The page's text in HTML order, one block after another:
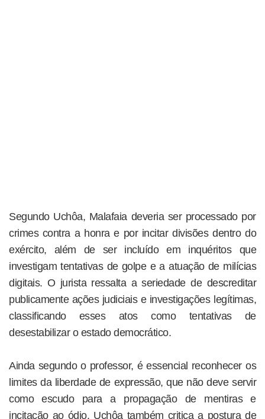
Segundo Uchôa, Malafaia deveria ser processado por
crimes contra a honra e por incitar divisões dentro do
exército, além de ser incluído em inquéritos que
investigam tentativas de golpe e a atuação de milícias
digitais. O jurista ressalta a seriedade de descreditar
publicamente ações judiciais e investigações legítimas,
classificando esses atos como tentativas de
desestabilizar o estado democrático.
Ainda segundo o professor, é essencial reconhecer os
limites da liberdade de expressão, que não deve servir
como escudo para a propagação de mentiras e
incitação ao ódio. Uchôa também critica a postura de